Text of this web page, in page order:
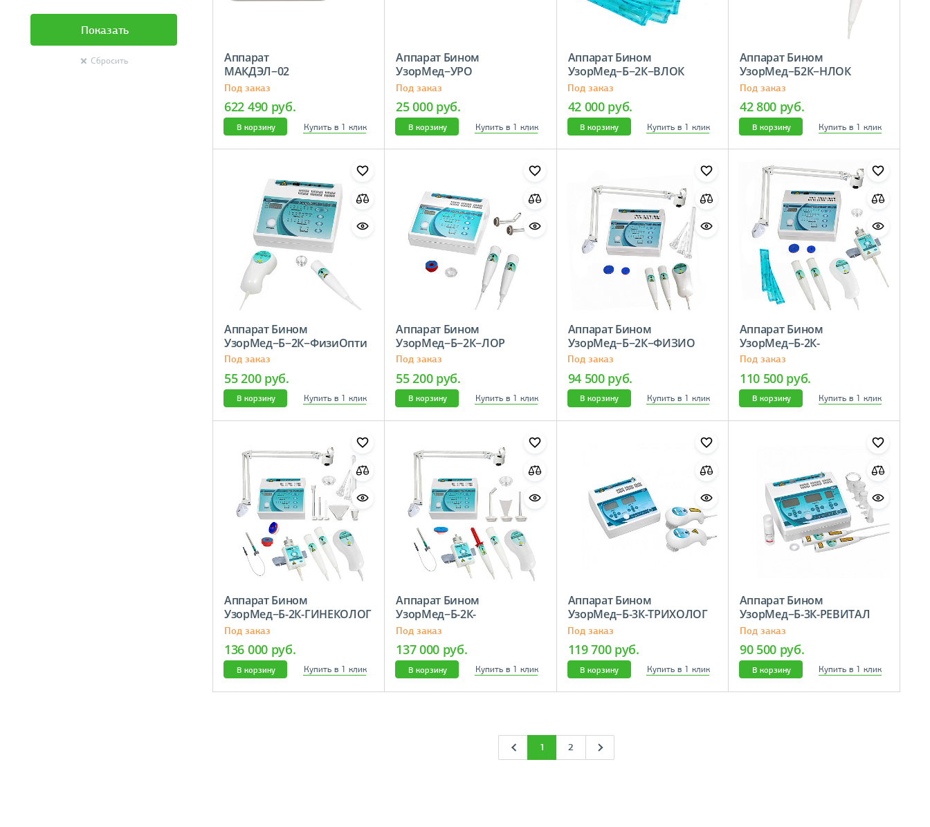
Показать
Сбросить
Аппарат
МАКДЭЛ−02
Под заказ
622 490 руб.
В корзину Купить в 1 клик
Аппарат Бином
УзорМед−УРО
Под заказ
25 000 руб.
В корзину Купить в 1 клик
Аппарат Бином
УзорМед−Б−2К−ВЛОК
Под заказ
42 000 руб.
В корзину Купить в 1 клик
Аппарат Бином
УзорМед−Б2К−НЛОК
Под заказ
42 800 руб.
В корзину Купить в 1 клик
Аппарат Бином
УзорМед−Б−2К−ФизиОпти
м
Под заказ
55 200 руб.
В корзину Купить в 1 клик
Аппарат Бином
УзорМед−Б−2К−ЛОР
Под заказ
55 200 руб.
В корзину Купить в 1 клик
Аппарат Бином
УзорМед−Б−2К−ФИЗИО
Под заказ
94 500 руб.
В корзину Купить в 1 клик
Аппарат Бином
УзорМед−Б-2К-
КОСМЕТОЛОГ
Под заказ
110 500 руб.
В корзину Купить в 1 клик
Аппарат Бином
УзорМед−Б-2К-ГИНЕКОЛОГ
Под заказ
136 000 руб.
В корзину Купить в 1 клик
Аппарат Бином
УзорМед−Б-2К-
СТОМАТОЛОГ
Под заказ
137 000 руб.
В корзину Купить в 1 клик
Аппарат Бином
УзорМед−Б-3К-ТРИХОЛОГ
Под заказ
119 700 руб.
В корзину Купить в 1 клик
Аппарат Бином
УзорМед−Б-3К-РЕВИТАЛ
Под заказ
90 500 руб.
В корзину Купить в 1 клик
1 2